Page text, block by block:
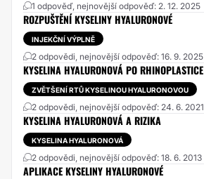
1 odpověď, nejnovější odpověď: 2. 12. 2025
ROZPUŠTĚNÍ KYSELINY HYALURONOVÉ
INJEKČNÍ VÝPLNĚ
2 odpovědi, nejnovější odpověď: 16. 9. 2025
KYSELINA HYALURONOVÁ PO RHINOPLASTICE
ZVĚTŠENÍ RTŮ KYSELINOU HYALURONOVOU
2 odpovědi, nejnovější odpověď: 24. 6. 2021
KYSELINA HYALURONOVÁ A RIZIKA
KYSELINA HYALURONOVÁ
2 odpovědi, nejnovější odpověď: 18. 6. 2013
APLIKACE KYSELINY HYALURONOVÉ